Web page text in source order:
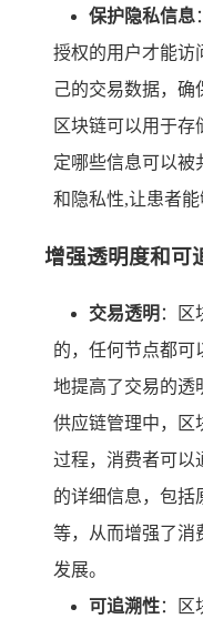
保护隐私信息
授权的用户才能访
己的交易数据，确
区块链可以用于
定哪些信息可以被
和隐私性,让患者能
增强透明度和可
交易透明 ：区
的，任何节点都可
地提高了交易的透
供应链管理中，区
过程，消费者可以
的详细信息，包括
等，从而增强了消
发展。
可追溯性：区